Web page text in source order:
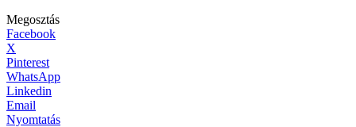
Megosztás
Facebook
X
Pinterest
WhatsApp
Linkedin
Email
Nyomtatás